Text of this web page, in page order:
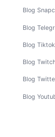
Blog
Blog
Blog Tiktok
Blog
Blog
Blog